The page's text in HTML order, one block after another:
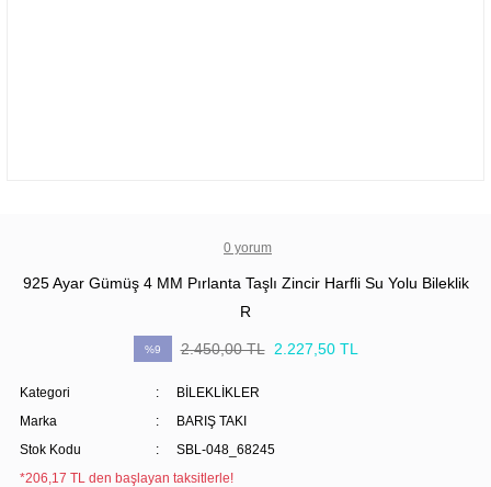
0 yorum
925 Ayar Gümüş 4 MM Pırlanta Taşlı Zincir Harfli Su Yolu Bileklik
R
%9 2.450,00 TL 2.227,50 TL
Kategori
BİLEKLİKLER
Marka
BARIŞ TAKI
Stok Kodu
SBL-048_68245
*206,17 TL den başlayan taksitlerle!